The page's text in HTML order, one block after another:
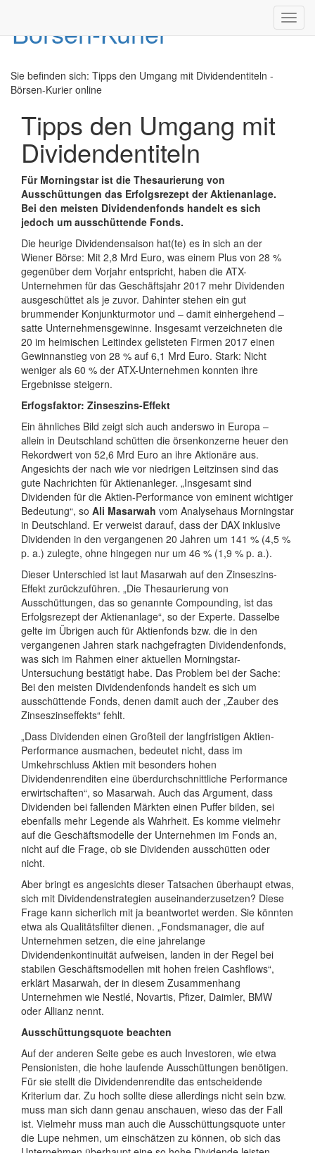
Sie befinden sich: Tipps den Umgang mit Dividendentiteln -
Börsen-Kurier online
Tipps den Umgang mit
Dividendentiteln
Für Morningstar ist die Thesaurierung von
Ausschüttungen das Erfolgsrezept der Aktienanlage.
Bei den meisten Dividendenfonds handelt es sich
jedoch um ausschüttende Fonds.
Die heurige Dividendensaison hat(te) es in sich an der
Wiener Börse: Mit 2,8 Mrd Euro, was einem Plus von 28 %
gegenüber dem Vorjahr entspricht, haben die ATX-
Unternehmen für das Geschäftsjahr 2017 mehr Dividenden
ausgeschüttet als je zuvor. Dahinter stehen ein gut
brummender Konjunkturmotor und – damit einhergehend –
satte Unternehmensgewinne. Insgesamt verzeichneten die
20 im heimischen Leitindex gelisteten Firmen 2017 einen
Gewinnanstieg von 28 % auf 6,1 Mrd Euro. Stark: Nicht
weniger als 60 % der ATX-Unternehmen konnten ihre
Ergebnisse steigern.
Erfogsfaktor: Zinseszins-Effekt
Ein ähnliches Bild zeigt sich auch anderswo in Europa –
allein in Deutschland schütten die örsenkonzerne heuer den
Rekordwert von 52,6 Mrd Euro an ihre Aktionäre aus.
Angesichts der nach wie vor niedrigen Leitzinsen sind das
gute Nachrichten für Aktienanleger. „Insgesamt sind
Dividenden für die Aktien-Performance von eminent wichtiger
Bedeutung“, so Ali Masarwah vom Analysehaus Morningstar
in Deutschland. Er verweist darauf, dass der DAX inklusive
Dividenden in den vergangenen 20 Jahren um 141 % (4,5 %
p. a.) zulegte, ohne hingegen nur um 46 % (1,9 % p. a.).
Dieser Unterschied ist laut Masarwah auf den Zinseszins-
Effekt zurückzuführen. „Die Thesaurierung von
Ausschüttungen, das so genannte Compounding, ist das
Erfolgsrezept der Aktienanlage“, so der Experte. Dasselbe
gelte im Übrigen auch für Aktienfonds bzw. die in den
vergangenen Jahren stark nachgefragten Dividendenfonds,
was sich im Rahmen einer aktuellen Morningstar-
Untersuchung bestätigt habe. Das Problem bei der Sache:
Bei den meisten Dividendenfonds handelt es sich um
ausschüttende Fonds, denen damit auch der „Zauber des
Zinseszinseffekts“ fehlt.
„Dass Dividenden einen Großteil der langfristigen Aktien-
Performance ausmachen, bedeutet nicht, dass im
Umkehrschluss Aktien mit besonders hohen
Dividendenrenditen eine überdurchschnittliche Performance
erwirtschaften“, so Masarwah. Auch das Argument, dass
Dividenden bei fallenden Märkten einen Puffer bilden, sei
ebenfalls mehr Legende als Wahrheit. Es komme vielmehr
auf die Geschäftsmodelle der Unternehmen im Fonds an,
nicht auf die Frage, ob sie Dividenden ausschütten oder
nicht.
Aber bringt es angesichts dieser Tatsachen überhaupt etwas,
sich mit Dividendenstrategien auseinanderzusetzen? Diese
Frage kann sicherlich mit ja beantwortet werden. Sie könnten
etwa als Qualitätsfilter dienen. „Fondsmanager, die auf
Unternehmen setzen, die eine jahrelange
Dividendenkontinuität aufweisen, landen in der Regel bei
stabilen Geschäftsmodellen mit hohen freien Cashflows“,
erklärt Masarwah, der in diesem Zusammenhang
Unternehmen wie Nestlé, Novartis, Pfizer, Daimler, BMW
oder Allianz nennt.
Ausschüttungsquote beachten
Auf der anderen Seite gebe es auch Investoren, wie etwa
Pensionisten, die hohe laufende Ausschüttungen benötigen.
Für sie stellt die Dividendenrendite das entscheidende
Kriterium dar. Zu hoch sollte diese allerdings nicht sein bzw.
muss man sich dann genau anschauen, wieso das der Fall
ist. Vielmehr muss man auch die Ausschüttungsquote unter
die Lupe nehmen, um einschätzen zu können, ob sich das